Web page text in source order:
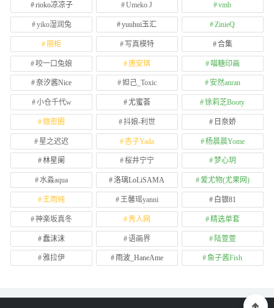
rioko凉凉子 Umeko J vmb
yiko湿润兔 yuuhui玉汇 ZinieQ
丽柜 写真模特 合集
咬一口兔娘 唐安琪 喵糖印画
奈汐酱Nice 妲己_Toxic 安然anran
小仓千代w 尤蜜荟 徐莉芝Booty
微密圈 抖娘-利世 日奈娇
星之迟迟 杏子Yada 杨晨晨Yome
林星阑 桜井宁宁 梦心玥
水淼aqua 洛璃LoLiSAMA 爱尤物(尤果网)
王雨纯 王馨瑶yanni 白银81
神楽坂真冬 秀人网 精选单套
蠢沫沫 语画界 陆萱萱
雅拉伊 雨波_HaneAme 鱼子酱Fish